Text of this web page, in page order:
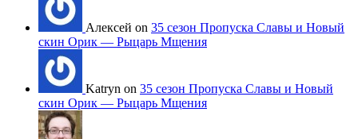
Алексей on 35 сезон Пропуска Славы и Новый
скин Орик — Рыцарь Мщения
Katryn on 35 сезон Пропуска Славы и Новый
скин Орик — Рыцарь Мщения